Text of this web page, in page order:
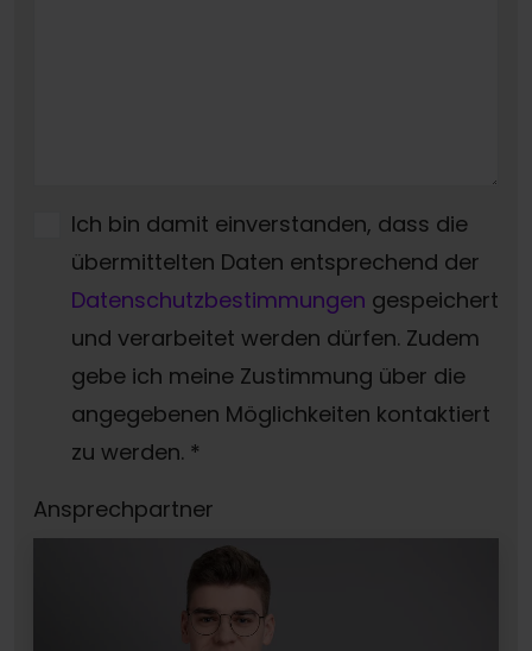
Ich bin damit einverstanden, dass die
übermittelten Daten entsprechend der
Datenschutzbestimmungen gespeichert
und verarbeitet werden dürfen. Zudem
gebe ich meine Zustimmung über die
angegebenen Möglichkeiten kontaktiert
zu werden. *
Ansprechpartner